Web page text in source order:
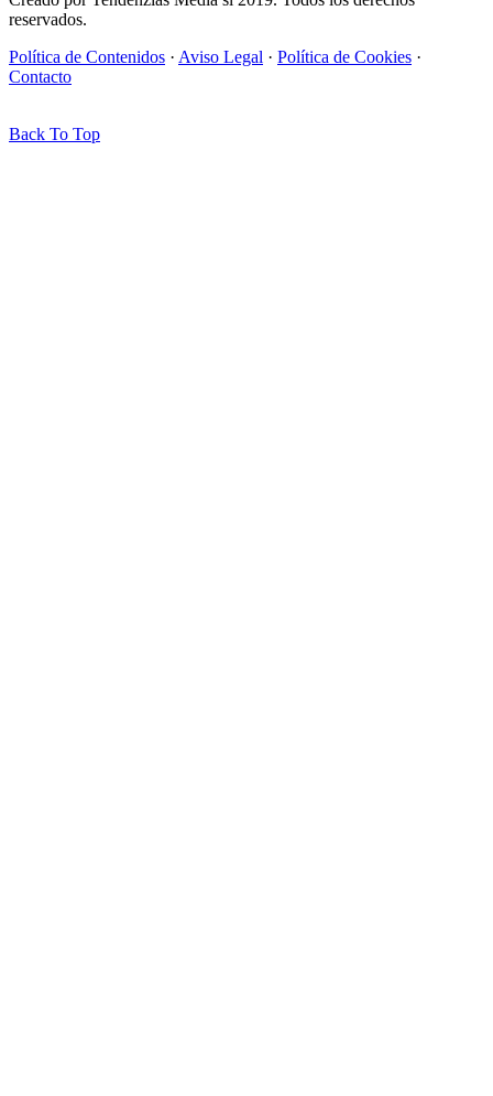
reservados.
Política de Contenidos · Aviso Legal · Política de Cookies ·
Contacto
Back To Top